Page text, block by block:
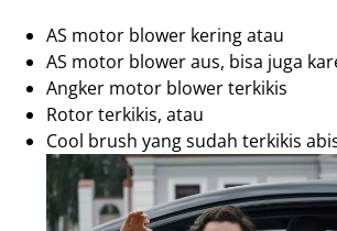
AS motor blower kering atau
AS motor blower aus, bisa juga
Angker motor blower terkikis
Rotor terkikis, atau
Cool brush yang sudah terkikis